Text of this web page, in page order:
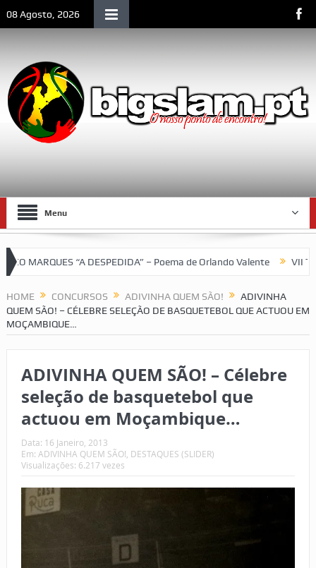
08 Agosto, 2026
Menu
“A DESPEDIDA” – Poema de Orlando Valente VII Torneio
HOME CONCURSOS ADIVINHA QUEM SÃO!
ADIVINHA
QUEM SÃO! – CÉLEBRE SELEÇÃO DE BASQUETEBOL QUE ACTUOU EM
MOÇAMBIQUE…
ADIVINHA QUEM SÃO! – Célebre
seleção de basquetebol que
actuou em Moçambique…
Data: 16 Janeiro, 2013
Em: ADIVINHA QUEM SÃO! DESTAQUES (SLIDER)
Visualizações: 6.217 vezes